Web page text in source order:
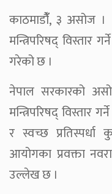
काठमाडौंँ, ३ असोज
मन्त्रिपरिषद् विस्तार
गरेको छ ।
नेपाल सरकारको
मन्त्रिपरिषद् विस्तार
र स्वच्छ
आयोगका प्रवक्ता
उल्लेख छ ।